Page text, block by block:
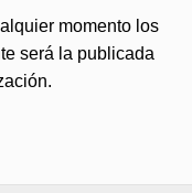
momento los
será la publicada